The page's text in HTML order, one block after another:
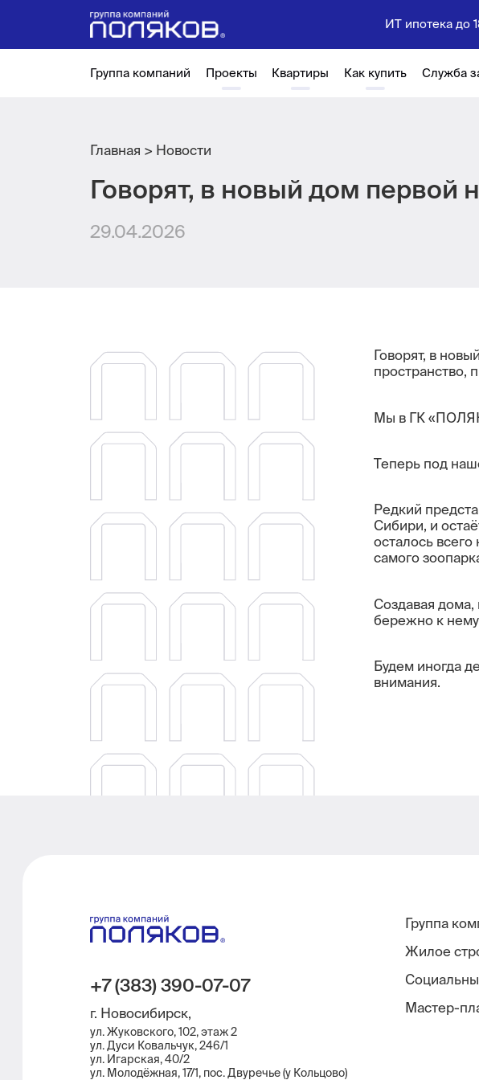
ИТ ипотека до
Группа компаний Проекты Квартиры Как купить Служба
Главная Новости
Говорят, в новый дом первой
29.04.2026
Говорят, в
пространство,
Мы в ГК
Теперь под
Редкий
Сибири, и
осталось
самого
Создавая
бережно к нему
Будем иногда
внимания.
+7 (383) 390-07-07
г. Новосибирск,
ул. Жуковского, 102, этаж 2
ул. Дуси Ковальчук, 246/1
ул. ​Игарская, 40/2
ул. Молодёжная, 17/1, пос. Двуречье (у Кольцово)
Группа
Жилое
Мастер-